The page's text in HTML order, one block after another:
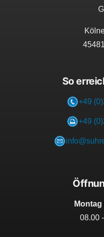
45481
So
+49
+49
08.00